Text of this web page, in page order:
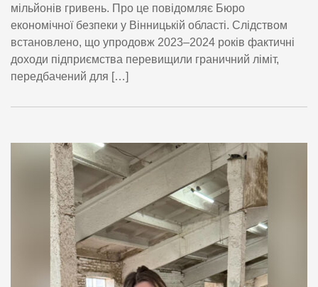
мільйонів гривень. Про це повідомляє Бюро
економічної безпеки у Вінницькій області. Слідством
встановлено, що упродовж 2023–2024 років фактичні
доходи підприємства перевищили граничний ліміт,
передбачений для […]